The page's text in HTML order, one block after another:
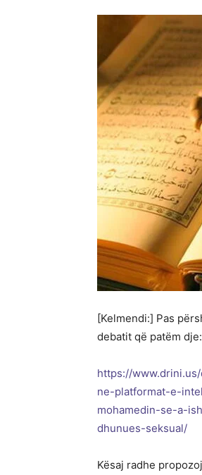
[Kelmendi:] Pas
debatit që patëm dje:
https://
ne-platformat-e-
mohamedin-se-a-
dhunues-seksual/
Kësaj radhe